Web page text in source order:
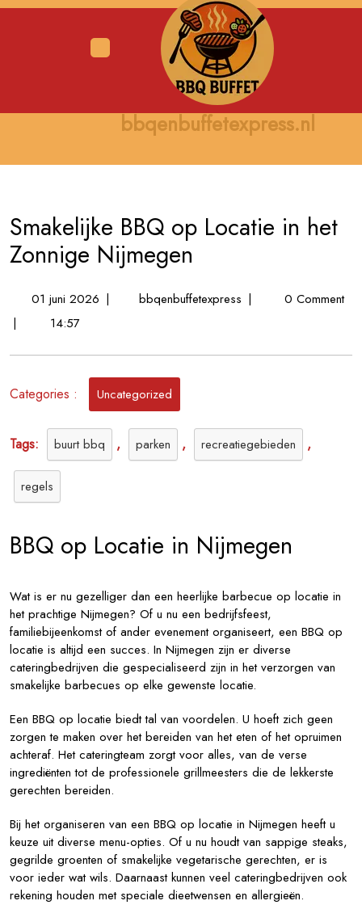
Skip
bbqenbuffetexpress.nl
Smakelijke BBQ op Locatie in het
Zonnige Nijmegen
01 juni 202601| bbqenbuffetexpressSmakelijke
Locatie
|
0 Comment
|
14:57
Categories : Uncategorized
Tags: buurt bbq , parken , recreatiegebieden ,
regels
BBQ op Locatie in Nijmegen
Wat is er nu gezelliger dan een heerlijke barbecue op locatie in
het prachtige Nijmegen? Of u nu een bedrijfsfeest,
familiebijeenkomst of ander evenement organiseert, een BBQ op
locatie is altijd een succes. In Nijmegen zijn er diverse
cateringbedrijven die gespecialiseerd zijn in het verzorgen van
smakelijke barbecues op elke gewenste locatie.
Een BBQ op locatie biedt tal van voordelen. U hoeft zich geen
zorgen te maken over het bereiden van het eten of het opruimen
achteraf. Het cateringteam zorgt voor alles, van de verse
ingrediënten tot de professionele grillmeesters die de lekkerste
gerechten bereiden.
Bij het organiseren van een BBQ op locatie in Nijmegen heeft u
keuze uit diverse menu-opties. Of u nu houdt van sappige steaks,
gegrilde groenten of smakelijke vegetarische gerechten, er is
voor ieder wat wils. Daarnaast kunnen veel cateringbedrijven ook
rekening houden met speciale dieetwensen en allergieën.